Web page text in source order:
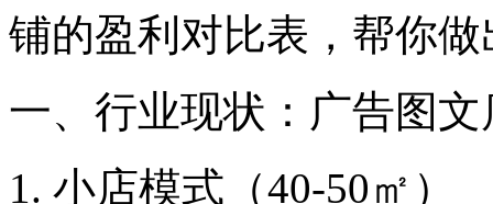
铺的盈利对比表，帮你
一、行业现状：广告图
1. 小店模式（40-50㎡）